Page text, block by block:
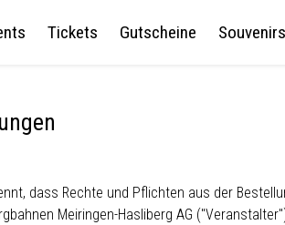
Tickets Gutscheine Souvenirs
dass Rechte und Pflichten aus der
Meiringen-Hasliberg AG